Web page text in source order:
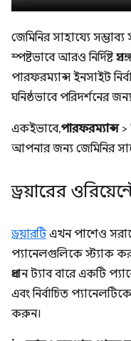
জেমিনির সাহায্যে
স্পষ্টভাবে আরও নির্দিষ্ট
পারফরম্যান্স ইনসাইট
ঘনিষ্ঠভাবে পরিদর্শনের
একইভাবে,পারফরম্যান্স>
আপনার জন্য জেমিনির
ড্রয়ারের
ড্রয়ারটিএখন পাশেও
প্যানেলগুলিকে স্ট্যাক
প্রধান ট্যাব বারে একটি
এবং নির্বাচিত
করুন।